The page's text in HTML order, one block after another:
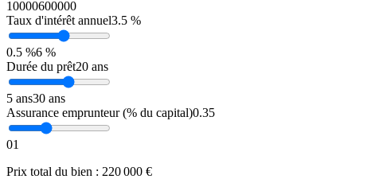
10000600000
Taux d'intérêt annuel3.5 %
0.5 %6 %
Durée du prêt20 ans
5 ans30 ans
Assurance emprunteur (% du capital)0.35
01
Prix total du bien : 220 000 €